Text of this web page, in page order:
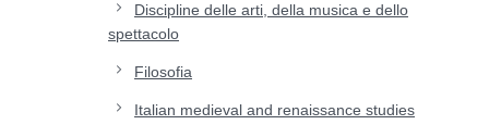
Discipline delle arti, della musica e dello
spettacolo
Filosofia
Italian medieval and renaissance studies